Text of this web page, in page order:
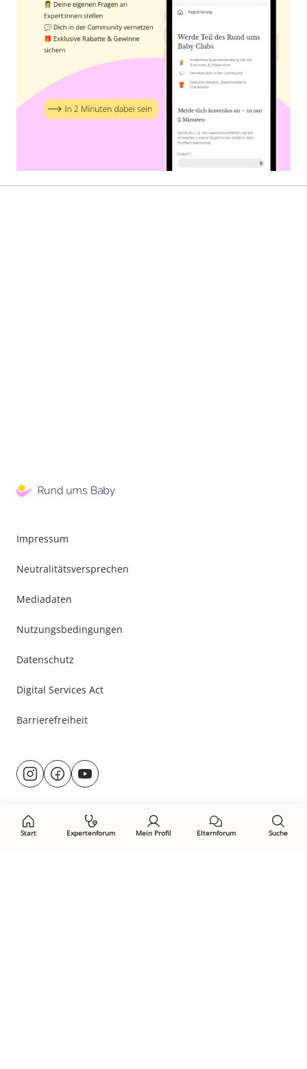
Start Expertenforum Mein Profil Elternforum Suche
Impressum
Neutralitätsversprechen
Mediadaten
Nutzungsbedingungen
Datenschutz
Digital Services Act
Barrierefreiheit
Besuche
uns@rund.ums.baby
facebook.com/rundumsbaby.de
youtube.com/@rundumsbaby_